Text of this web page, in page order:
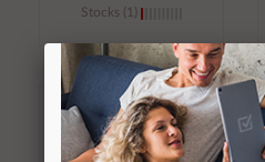
Stocks (1)
Añadir al
carrito